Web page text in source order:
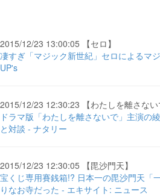
2015/12/23 13:00:05 【セロ】
凄すぎ「マジック新世紀」セロによるマ
UP's
2015/12/23 12:30:23 【わたしを離さない
ドラマ版「わたしを離さないで」主演の
と対談 - ナタリー
2015/12/23 12:30:05 【毘沙門天】
宝くじ専用賽銭箱!? 日本一の毘沙門天「
りなお寺だった - エキサイト: ニュース